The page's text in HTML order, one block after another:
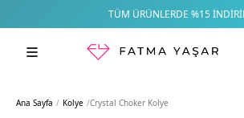
TÜM ÜRÜNLERDE %15
Ana Sayfa / Kolye /Crystal Choker Kolye